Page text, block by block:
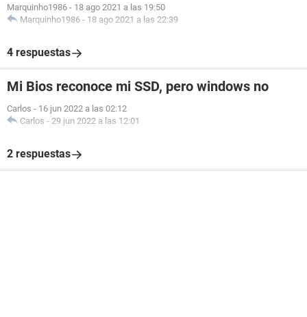
Marquinho1986 - 18 ago 2021 a las 19:50
Marquinho1986 - 18 ago 2021 a las 22:39
4 respuestas
Mi Bios reconoce mi SSD, pero windows no
Carlos - 16 jun 2022 a las 02:12
Carlos - 29 jun 2022 a las 12:01
2 respuestas